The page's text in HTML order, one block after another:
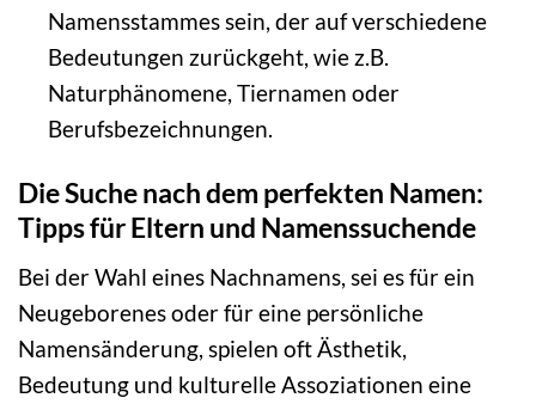
Namensstammes sein, der auf verschiedene
Bedeutungen zurückgeht, wie z.B.
Naturphänomene, Tiernamen oder
Berufsbezeichnungen.
Die Suche nach dem perfekten Namen:
Tipps für Eltern und Namenssuchende
Bei der Wahl eines Nachnamens, sei es für ein
Neugeborenes oder für eine persönliche
Namensänderung, spielen oft Ästhetik,
Bedeutung und kulturelle Assoziationen eine